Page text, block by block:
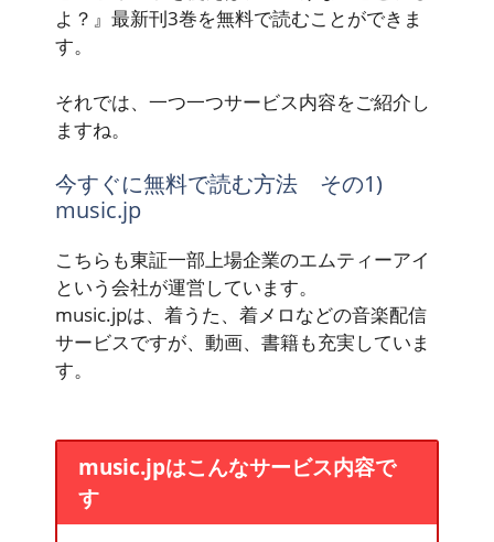
よ？』最新刊3巻を無料で読むことができま
す。
それでは、一つ一つサービス内容をご紹介し
ますね。
今すぐに無料で読む方法 その1)
music.jp
こちらも東証一部上場企業のエムティーアイ
という会社が運営しています。
music.jpは、着うた、着メロなどの音楽配信
サービスですが、動画、書籍も充実していま
す。
music.jpはこんなサービス内容で
す